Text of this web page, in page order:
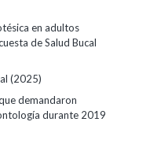
en adultos
de Salud Bucal
(2025)
demandaron
durante 2019